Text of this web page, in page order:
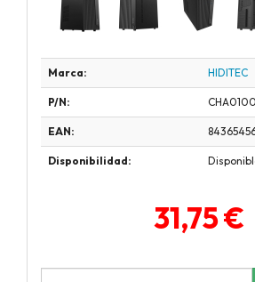
Marca: HIDITEC
P/N:
EAN:
Disponibilidad:
31,75 €